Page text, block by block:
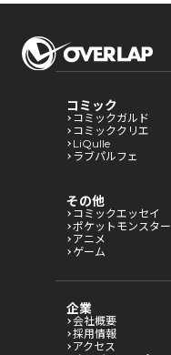
コミック
コミックガルド
コミッククリエ
LiQulle
ラブパルフェ
その他
コミックエッセイ
ポケットモンスター
アニメ
ゲーム
企業
会社概要
採用情報
アクセス